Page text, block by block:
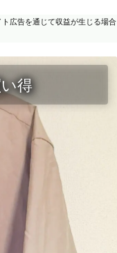
広告を通じて収益が生じる場合
得